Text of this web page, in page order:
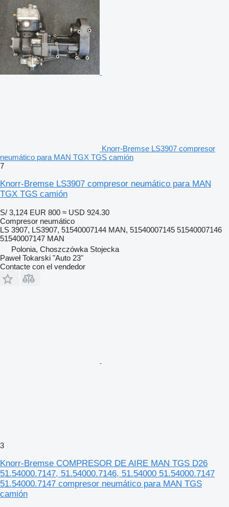
Knorr-Bremse LS3907 compresor
neumático para MAN TGX TGS camión
7
Knorr-Bremse LS3907 compresor neumático para MAN
TGX TGS camión
S/ 3,124 EUR 800 ≈ USD 924.30
Compresor neumático
LS 3907, LS3907, 51540007144 MAN, 51540007145 51540007146
51540007147 MAN
Polonia, Choszczówka Stojecka
Paweł Tokarski "Auto 23"
Contacte con el vendedor
3
Knorr-Bremse COMPRESOR DE AIRE MAN TGS D26
51.54000.7147, 51.54000.7146, 51.54000 51.54000.7147
51.54000.7147 compresor neumático para MAN TGS
camión